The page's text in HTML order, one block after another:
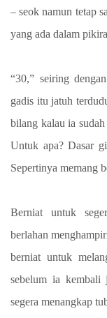
– seok namun tetap
yang ada dalam
“30,” seiring
gadis itu jatuh
bilang kalau ia
Untuk apa? Dasar
Sepertinya memang
Berniat untuk
berlahan
berniat untuk
sebelum ia kembali
segera menangkap